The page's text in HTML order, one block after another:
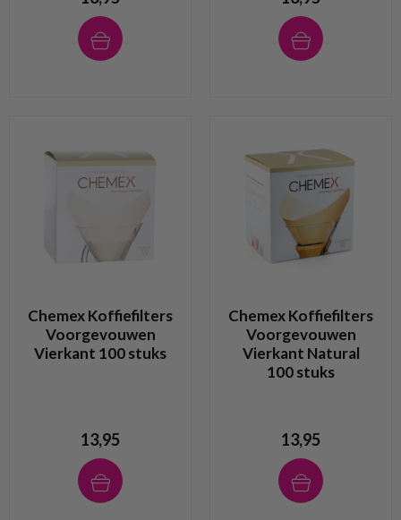
Chemex Koffiefilters
Voorgevouwen
Vierkant 100 stuks
13,95
Chemex Koffiefilters
Voorgevouwen
Vierkant Natural
100 stuks
13,95